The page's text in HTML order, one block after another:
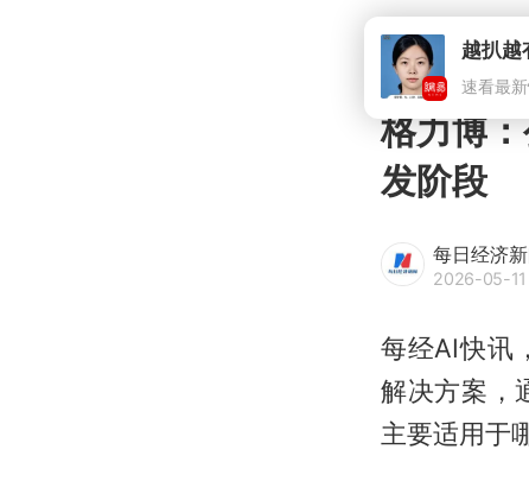
格力博
发阶段
每日经济
2026-05-11
每经AI快讯
解决方案，
主要适用于